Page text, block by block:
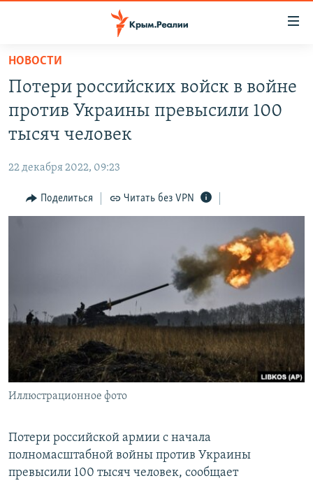
Вернуться
основному
содержанию
Вернутся
главной
навигации
Вернутся
СПЕЦПРОЕКТЫ
11 ЛЕТ ОККУПАЦИИ КРЫМА. 11 ИСТОРИЙ СОПРОТИВЛЕНИЯ
ВОДА
ЕЩЕ
ИНТЕРАКТИВ
ПРОПАВШИЕ БЕЗ ВЕСТИ
ПОБЕДИТЕЛЕЙ НЕ СУДЯТ?
КРЫМ.НЕПОКОРЕННЫЙ
ELIFBE
УКРАИНСКАЯ ПРОБЛЕМА КРЫМА
РАДІО СВОБОДА
ПРИСОЕДИНЯЙТЕСЬ!
НОВОСТИ
Потери российских войск в войне
против Украины превысили 100
тысяч человек
22 декабря 2022, 09:23
Поделиться Читать без VPN
Иллюстрационное фото
Потери российской армии с начала
полномасштабной войны против Украины
превысили 100 тысяч человек, сообщает